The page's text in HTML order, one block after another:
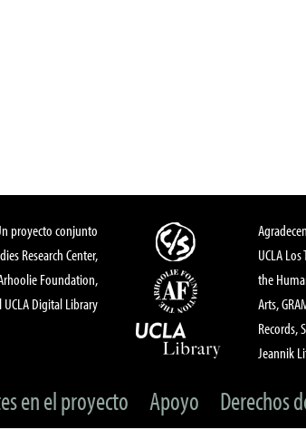
proyecto conjunto
Research Center,
Foundation,
UCLA Digital Library
UCLA
the
Arts,
Records,
Jeannik
en el proyecto Apoyo Derechos